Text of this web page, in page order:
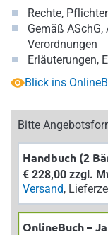
Rechte,
Gemäß ASchG,
Verordnungen
Erläuterungen,
Blick ins
Bitte
Handbuch (2
€ 228,00 zzgl.
Versand,
OnlineBuch –